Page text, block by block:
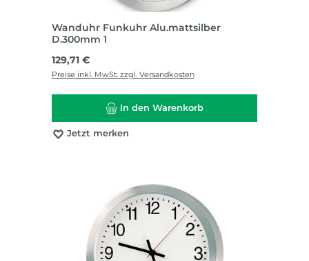
Wanduhr Funkuhr Alu.mattsilber
D.300mm 1
Regulärer Preis:
129,71 €
Preise inkl. MwSt. zzgl. Versandkosten
In den Warenkorb
Jetzt merken